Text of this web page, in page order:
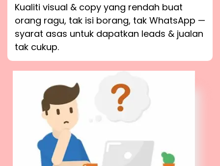
Kualiti visual & copy yang rendah buat
orang ragu, tak isi borang, tak WhatsApp —
syarat asas untuk dapatkan leads & jualan
tak cukup.